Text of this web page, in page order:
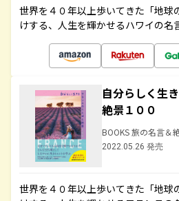
世界を４０年以上歩いてきた「地球
けする、人生を輝かせるハワイの名
自分らしく生
絶景１００
BOOKS 旅の名言＆
2022.05.26 発売
世界を４０年以上歩いてきた「地球